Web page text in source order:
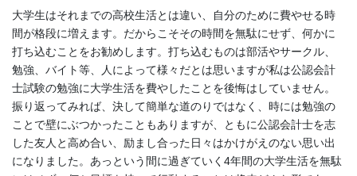
大学生はそれまでの高校生活とは違い、自分のために費やせる時
間が格段に増えます。だからこそその時間を無駄にせず、何かに
打ち込むことをお勧めします。打ち込むものは部活やサークル、
勉強、バイト等、人によって様々だとは思いますが私は公認会計
士試験の勉強に大学生活を費やしたことを後悔はしていません。
振り返ってみれば、決して簡単な道のりではなく、時には勉強の
ことで壁にぶつかったこともありますが、ともに公認会計士を志
した友人と高め合い、励まし合った日々はかけがえのない思い出
になりました。あっという間に過ぎていく4年間の大学生活を無駄